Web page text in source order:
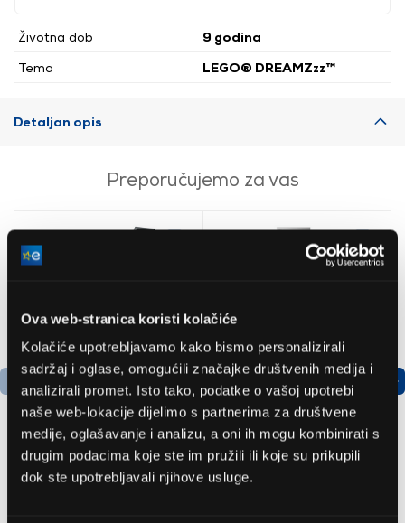
Ova web-stranica koristi kolačiće
Kolačiće upotrebljavamo kako bismo personalizirali
sadržaj i oglase, omogućili značajke društvenih medija i
analizirali promet. Isto tako, podatke o vašoj upotrebi
naše web-lokacije dijelimo s partnerima za društvene
medije, oglašavanje i analizu, a oni ih mogu kombinirati s
drugim podacima koje ste im pružili ili koje su prikupili
dok ste upotrebljavali njihove usluge.
Životna dob
9 godina
Tema
LEGO® DREAMZzz™
Detaljan opis
Preporučujemo za vas
Bosch
AdvancedAquatak 160
LG GBBSJ10EPY
Hladnjak s donjim